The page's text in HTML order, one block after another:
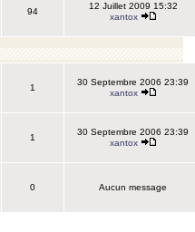
94
12 Juillet 2009 15:32
xantox
1
30 Septembre 2006 23:39
xantox
1
30 Septembre 2006 23:39
xantox
0 Aucun message